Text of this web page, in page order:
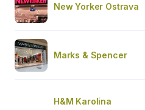
New Yorker Ostrava
Marks & Spencer
H&M Karolina